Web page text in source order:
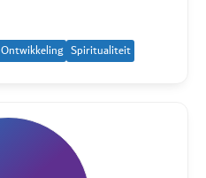
Spiritualiteit